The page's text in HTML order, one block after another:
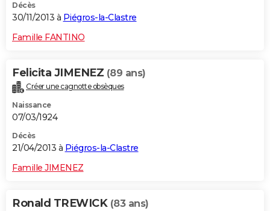
Décès
30/11/2013 à Piégros-la-Clastre
Famille FANTINO
Felicita JIMENEZ (89 ans)
Créer une cagnotte obsèques
Naissance
07/03/1924
Décès
21/04/2013 à Piégros-la-Clastre
Famille JIMENEZ
Ronald TREWICK (83 ans)